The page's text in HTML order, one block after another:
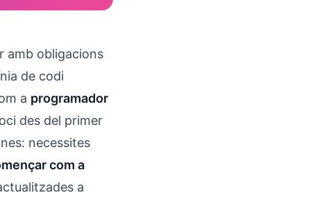
amb obligacions
de codi
a programador
des del primer
necessites
com a
a